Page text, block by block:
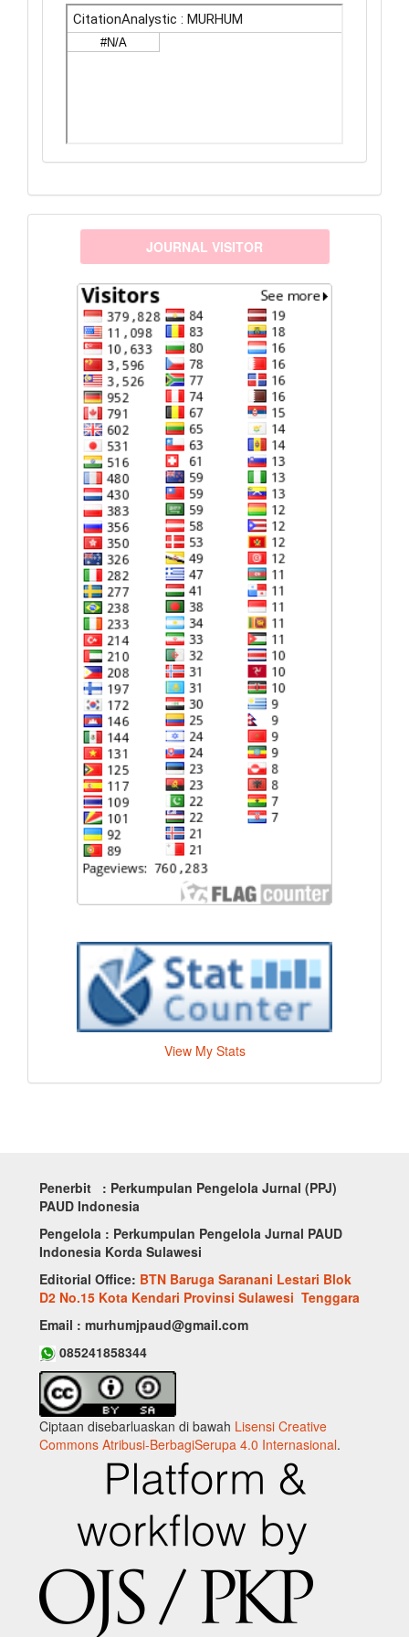
visitors JOURNAL VISITOR
View My Stats
Penerbit : Perkumpulan Pengelola Jurnal (PPJ)
PAUD Indonesia
Pengelola : Perkumpulan Pengelola Jurnal PAUD
Indonesia Korda Sulawesi
Editorial Office: BTN Baruga Saranani Lestari Blok
D2 No.15 Kota Kendari Provinsi Sulawesi Tenggara
Email : murhumjpaud@gmail.com
085241858344
Ciptaan disebarluaskan di bawah Lisensi Creative
Commons Atribusi-BerbagiSerupa 4.0 Internasional.